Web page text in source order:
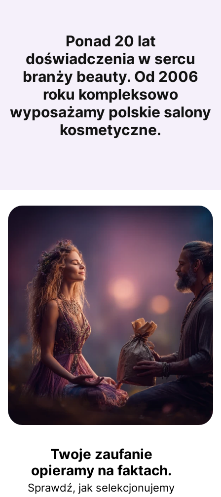
Ponad 20 lat
doświadczenia w sercu
branży beauty. Od 2006
roku kompleksowo
wyposażamy polskie salony
kosmetyczne.
Twoje zaufanie
opieramy na faktach.
Sprawdź, jak selekcjonujemy